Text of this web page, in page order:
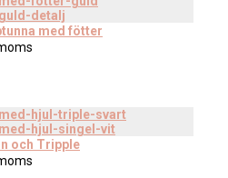
med fötter
och Tripple